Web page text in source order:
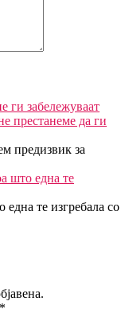
ги забележуваат
престанеме да ги
предизвик за
што една те
една те изгребала со
*